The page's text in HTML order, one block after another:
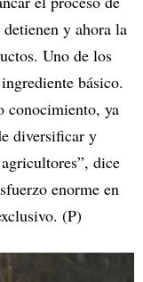
y ahora la
Uno de los
básico.
conocimiento, ya
diversificar y
dice
enorme en
(P)